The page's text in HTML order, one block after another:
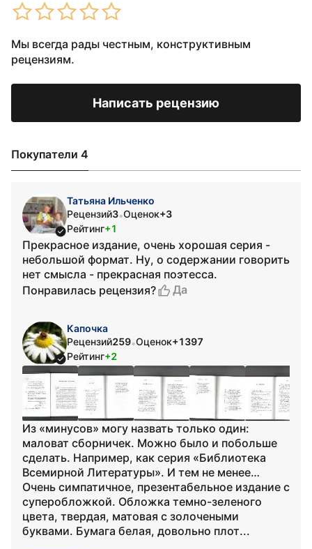
Мы всегда рады честным, конструктивным
рецензиям.
Написать рецензию
Покупатели 4
Татьяна Ильченко
Рецензий3•Оценок+3
Рейтинг+1
Прекрасное издание, очень хорошая серия -
небольшой формат. Ну, о содержании говорить
нет смысла - прекрасная поэтесса.
Понравилась рецензия?
Да
Капочка
Рецензий259•Оценок+1397
Рейтинг+2
Из «минусов» могу назвать только один:
маловат сборничек. Можно было и побольше
сделать. Например, как серия «Библиотека
Всемирной Литературы». И тем не менее…
Очень симпатичное, презентабельное издание с
суперобложкой. Обложка темно-зеленого
цвета, твердая, матовая с золочеными
буквами. Бумага белая, довольно плот...